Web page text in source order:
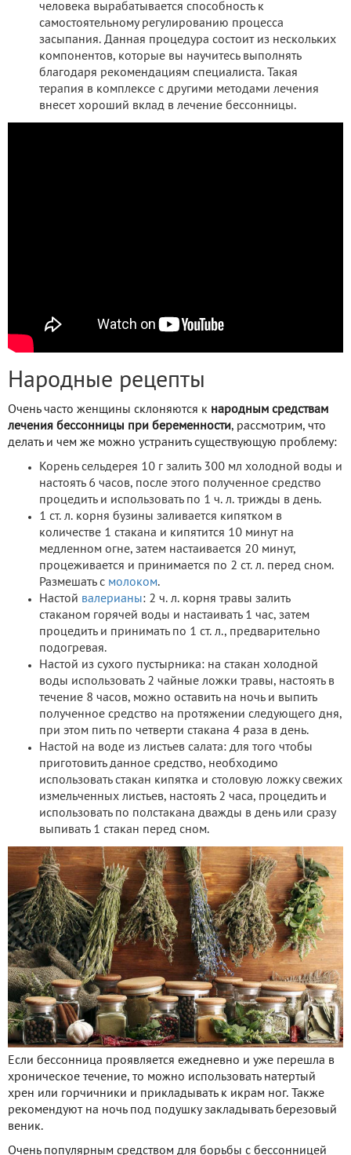
человека вырабатывается способность к
самостоятельному регулированию процесса
засыпания. Данная процедура состоит из нескольких
компонентов, которые вы научитесь выполнять
благодаря рекомендациям специалиста. Такая
терапия в комплексе с другими методами лечения
внесет хороший вклад в лечение бессонницы.
Народные рецепты
Очень часто женщины склоняются к народным средствам
лечения бессонницы при беременности, рассмотрим, что
делать и чем же можно устранить существующую проблему:
Корень сельдерея 10 г залить 300 мл холодной воды и
настоять 6 часов, после этого полученное средство
процедить и использовать по 1 ч. л. трижды в день.
1 ст. л. корня бузины заливается кипятком в
количестве 1 стакана и кипятится 10 минут на
медленном огне, затем настаивается 20 минут,
процеживается и принимается по 2 ст. л. перед сном.
Размешать с молоком.
Настой валерианы: 2 ч. л. корня травы залить
стаканом горячей воды и настаивать 1 час, затем
процедить и принимать по 1 ст. л., предварительно
подогревая.
Настой из сухого пустырника: на стакан холодной
воды использовать 2 чайные ложки травы, настоять в
течение 8 часов, можно оставить на ночь и выпить
полученное средство на протяжении следующего дня,
при этом пить по четверти стакана 4 раза в день.
Настой на воде из листьев салата: для того чтобы
приготовить данное средство, необходимо
использовать стакан кипятка и столовую ложку свежих
измельченных листьев, настоять 2 часа, процедить и
использовать по полстакана дважды в день или сразу
выпивать 1 стакан перед сном.
Если бессонница проявляется ежедневно и уже перешла в
хроническое течение, то можно использовать натертый
хрен или горчичники и прикладывать к икрам ног. Также
рекомендуют на ночь под подушку закладывать березовый
веник.
Очень популярным средством для борьбы с бессонницей